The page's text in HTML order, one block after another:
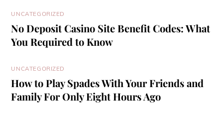
UNCATEGORIZED
No Deposit Casino Site Benefit Codes: What
You Required to Know
UNCATEGORIZED
How to Play Spades With Your Friends and
Family For Only Eight Hours Ago